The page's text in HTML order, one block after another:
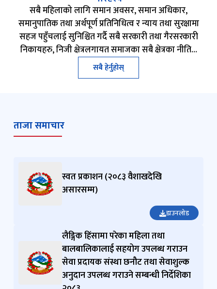
सबै महिलाको लागि समान अवसर, समान अधिकार,
समानुपातिक तथा अर्थपूर्ण प्रतिनिधित्व र न्याय तथा सुरक्षामा
सहज पहुँचलाई सुनिश्चित गर्दै सबै सरकारी तथा गैरसरकारी
निकायहरु, निजी क्षेत्रलगायत समाजका सबै क्षेत्रका नीति…
सबै हेर्नुहोस्
ताजा समाचार
स्वत प्रकाशन (२०८३ वैशाखदेखि
असारसम्म)
डाउनलोड
लैङ्गिक हिंसामा परेका महिला तथा
बालबालिकालाई सहयोग उपलब्ध गराउन
सेवा प्रदायक संस्था छनौट तथा सेवाशुल्क
अनुदान उपलब्ध गराउने सम्बन्धी निर्देशिका